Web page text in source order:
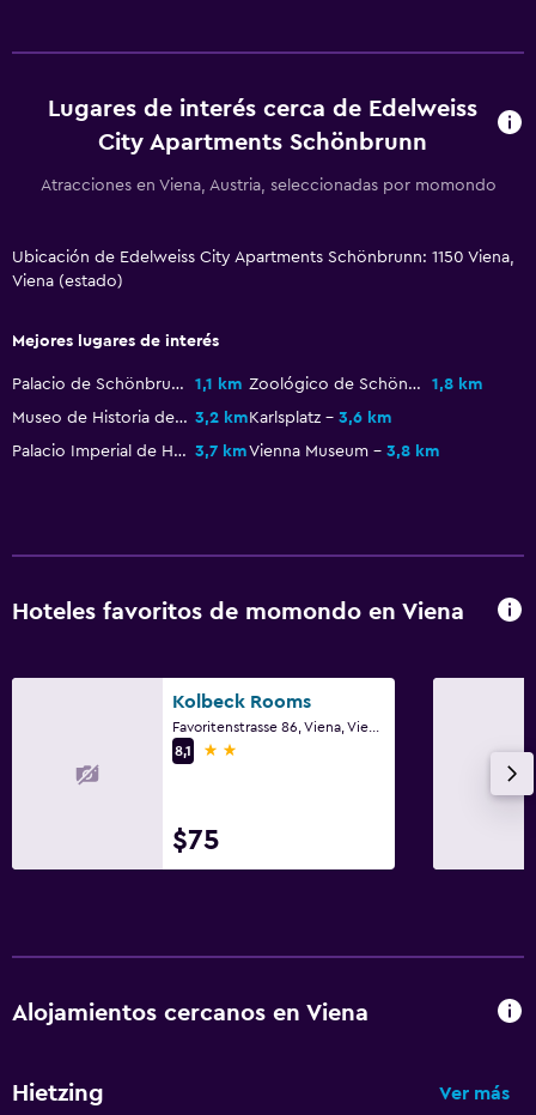
Lugares de interés cerca de Edelweiss
City Apartments Schönbrunn
Atracciones en Viena, Austria, seleccionadas por momondo
Ubicación de Edelweiss City Apartments Schönbrunn: 1150 Viena,
Viena (estado)
Mejores lugares de interés
Palacio de Schönbrunn 1,1 km Zoológico de Schönbrunn
1,8 km
Museo de Historia del Arte de Viena 3,2 kmKarlsplatz
3,6 km
Palacio Imperial de Hofburg 3,7 kmVienna Museum 3,8 km
Hoteles favoritos de momondo en Viena
Kolbeck Rooms
8,1
2 estrellas
$75
Alojamientos cercanos en Viena
Hietzing Ver más